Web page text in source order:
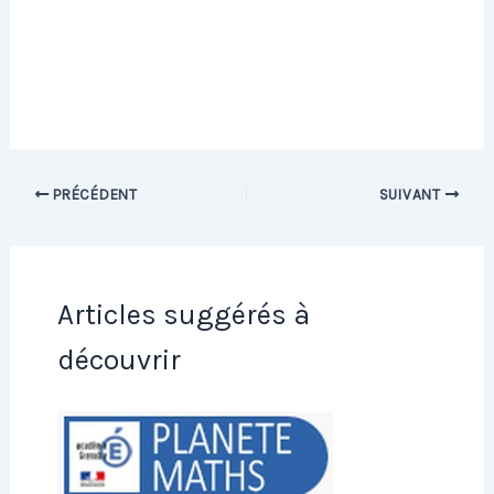
PRÉCÉDENT SUIVANT
Articles suggérés à
découvrir